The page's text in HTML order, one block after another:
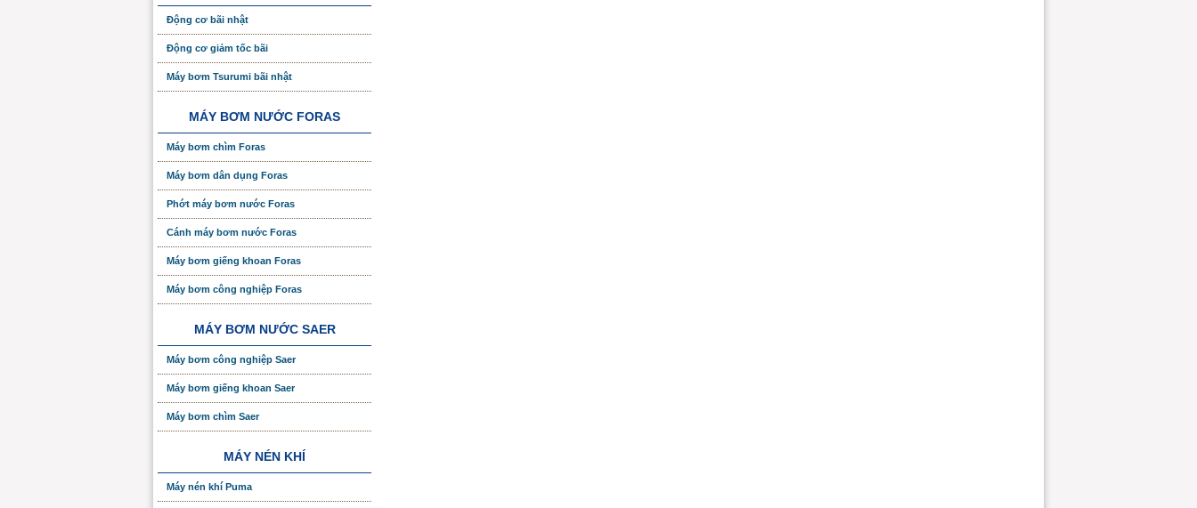
Động cơ bãi nhật
Động cơ giảm tốc bãi
Máy bơm Tsurumi bãi nhật
MÁY BƠM NƯỚC FORAS
Máy bơm chìm Foras
Máy bơm dân dụng Foras
Phớt máy bơm nước Foras
Cánh máy bơm nước Foras
Máy bơm giếng khoan Foras
Máy bơm công nghiệp Foras
MÁY BƠM NƯỚC SAER
Máy bơm công nghiệp Saer
Máy bơm giếng khoan Saer
Máy bơm chìm Saer
MÁY NÉN KHÍ
Máy nén khí Puma